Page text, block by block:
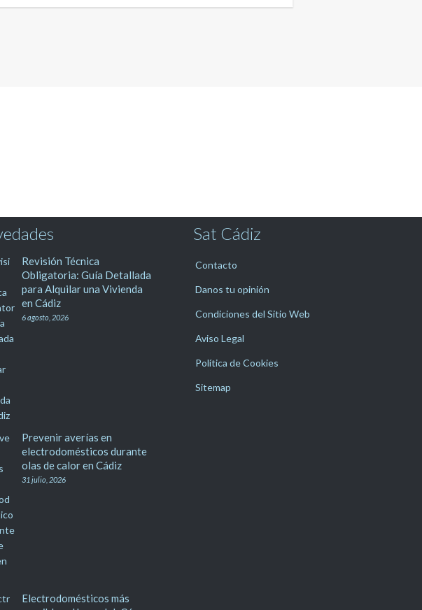
Revisión Técnica
Obligatoria: Guía Detallada
para Alquilar una Vivienda
Prevenir averías en
electrodomésticos durante
Sat Cádiz
Contacto
Danos tu opinión
Condiciones del Sitio Web
Aviso Legal
Política de Cookies